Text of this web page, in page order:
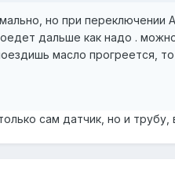
но при переключении
дальше как надо .
масло прогреется,
сам датчик, но и трубу,